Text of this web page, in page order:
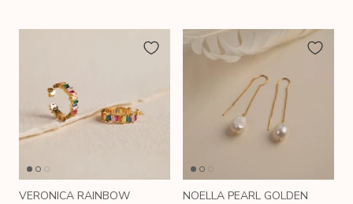
VERONICA RAINBOW
NOELLA PEARL GOLDEN